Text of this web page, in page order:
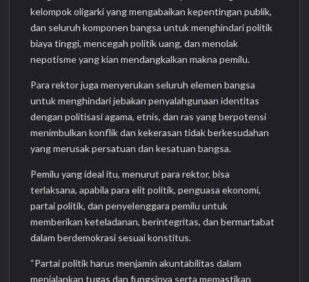
kelompok oligarki yang mengabaikan kepentingan publik,
dan seluruh komponen bangsa untuk menghindari politik
biaya tinggi, mencegah politik uang, dan menolak
nepotisme yang kian mendangkalkan makna pemilu.
Para rektor juga menyerukan seluruh elemen bangsa
untuk menghindari jebakan penyalahgunaan identitas
dengan politisasi agama, etnis, dan ras yang berpotensi
menimbulkan konflik dan kekerasan tidak berkesudahan
yang merusak persatuan dan kesatuan bangsa.
Pemilu yang ideal itu, menurut para rektor, bisa
terlaksana, apabila para elit politik, penguasa ekonomi,
partai politik, dan penyelenggara pemilu untuk
memberikan keteladanan, berintegritas, dan bermartabat
dalam berdemokrasi sesuai konstitus.
“Partai politik harus menjamin akuntabilitas dalam
menjalankan tugas dan fungsinya serta memastikan